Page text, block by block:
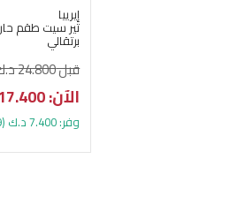
إيرييا
تير سيت طقم
برتقالي
قبل 24.800 د.ك
الآن: 17.400 د.ك
وفر: 7.400 د.ك (29%)